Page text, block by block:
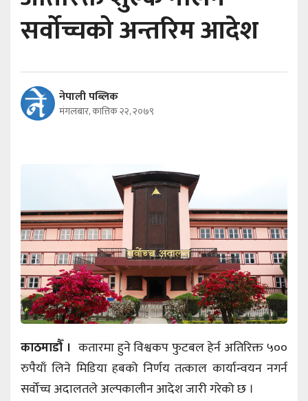
सर्वोच्चको अन्तरिम आदेश
नेपाली पब्लिक
मंगलबार, कात्तिक २२, २०७९
काठमाडौँ । कतारमा हुने विश्वकप फुटबल हेर्न अतिरिक्त ५००
रुपैयाँ लिने मिडिया हबको निर्णय तत्काल कार्यान्वयन नगर्न
सर्वोच्च अदालतले अल्पकालीन आदेश जारी गरेको छ ।